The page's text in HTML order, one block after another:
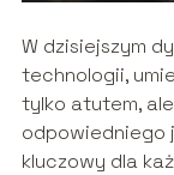
W dzisiejszym
technologii,
tylko atutem,
odpowiedniego
kluczowy dla